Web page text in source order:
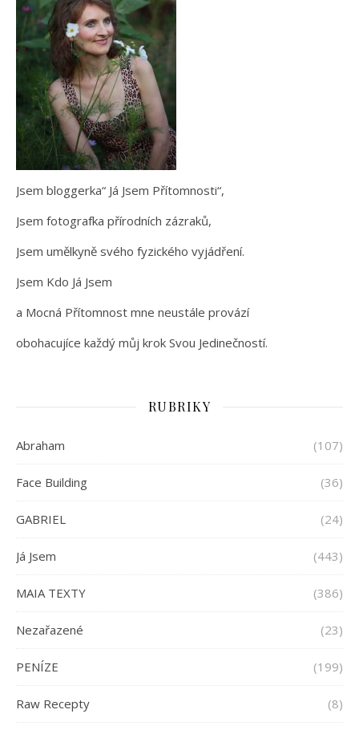
Jsem bloggerka“ Já Jsem Přítomnosti“,
Jsem fotografka přírodních zázraků,
Jsem umělkyně svého fyzického vyjádření.
Jsem Kdo Já Jsem
a Mocná Přítomnost mne neustále provází
obohacujíce každý můj krok Svou Jedinečností.
RUBRIKY
Abraham (107)
Face Building (36)
GABRIEL (24)
Já Jsem (443)
MAIA TEXTY (386)
Nezařazené (23)
PENÍZE (199)
Raw Recepty (8)